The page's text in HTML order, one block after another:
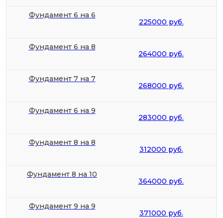
Фундамент 6 на 6
225000 руб.
Фундамент 6 на 8
264000 руб.
Фундамент 7 на 7
268000 руб.
Фундамент 6 на 9
283000 руб.
Фундамент 8 на 8
312000 руб.
Фундамент 8 на 10
364000 руб.
Фундамент 9 на 9
371000 руб.